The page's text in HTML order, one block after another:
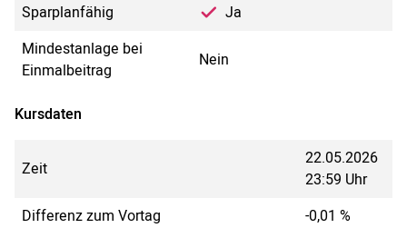
Sparplanfähig
Ja
Mindestanlage bei
Einmalbeitrag
Nein
Kursdaten
Zeit
22.05.2026
23:59 Uhr
Differenz zum Vortag
-0,01 %